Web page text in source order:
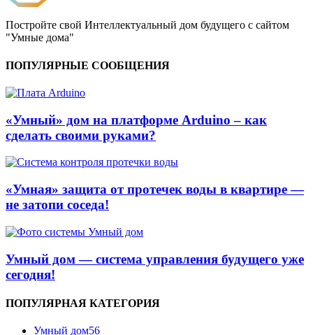
Постройте свой Интеллектуальный дом будущего с сайтом
"Умные дома"
ПОПУЛЯРНЫЕ СООБЩЕНИЯ
«Умный» дом на платформе Arduino – как
сделать своими руками?
«Умная» защита от протечек воды в квартире —
не затопи соседа!
Умный дом — система управления будущего уже
сегодня!
ПОПУЛЯРНАЯ КАТЕГОРИЯ
Умный дом56